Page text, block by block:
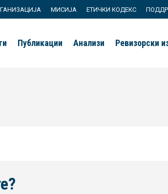
МИСИЈА ЕТИЧКИ КОДЕКС
Публикации Анализи Ревизорски